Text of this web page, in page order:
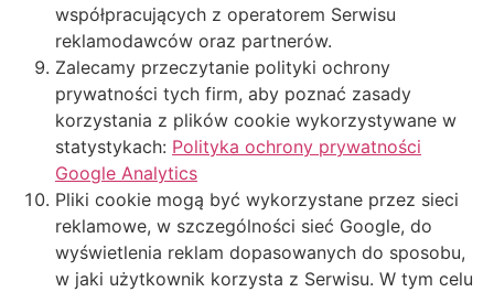
współpracujących z operatorem Serwisu
reklamodawców oraz partnerów.
Zalecamy przeczytanie polityki ochrony
prywatności tych firm, aby poznać zasady
korzystania z plików cookie wykorzystywane w
statystykach: Polityka ochrony prywatności
Google Analytics
Pliki cookie mogą być wykorzystane przez sieci
reklamowe, w szczególności sieć Google, do
wyświetlenia reklam dopasowanych do sposobu,
w jaki użytkownik korzysta z Serwisu. W tym celu